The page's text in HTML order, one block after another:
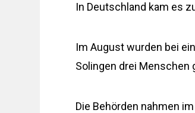
In Deutschland kam es
Im August wurden bei
Solingen drei
Die Behörden nahmen